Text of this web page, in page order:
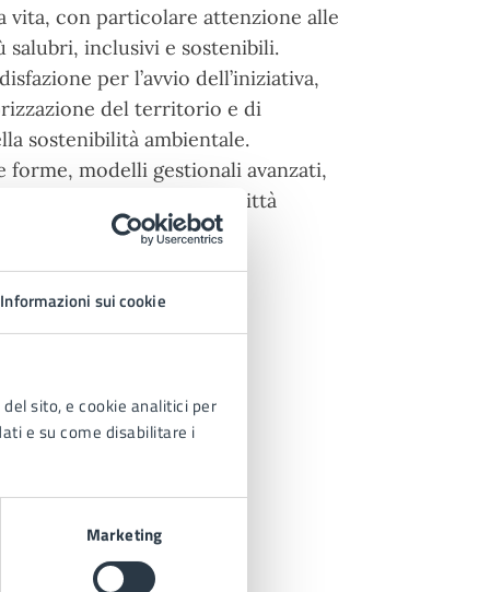
Informazioni sui cookie
sito, e cookie analitici per
e su come disabilitare i
Marketing
vita, con particolare attenzione alle
salubri, inclusivi e sostenibili.
per l’avvio dell’iniziativa,
del territorio e di
sostenibilità ambientale.
modelli gestionali avanzati,
armi più potenti di cui la città